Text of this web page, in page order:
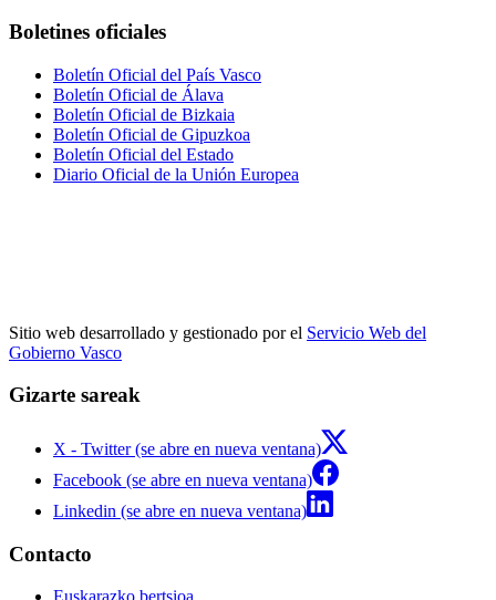
Boletines oficiales
Boletín Oficial del País Vasco
Boletín Oficial de Álava
Boletín Oficial de Bizkaia
Boletín Oficial de Gipuzkoa
Boletín Oficial del Estado
Diario Oficial de la Unión Europea
Sitio web desarrollado y gestionado por el Servicio Web del
Gobierno Vasco
Gizarte sareak
X - Twitter (se abre en nueva ventana)
Facebook (se abre en nueva ventana)
Linkedin (se abre en nueva ventana)
Contacto